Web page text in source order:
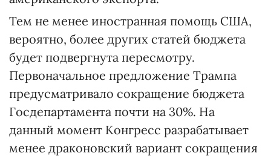
Тем не менее иностранная помощь США,
вероятно, более других статей бюджета
будет подвергнута пересмотру.
Первоначальное предложение Трампа
предусматривало сокращение бюджета
Госдепартамента почти на 30%. На
данный момент Конгресс разрабатывает
менее драконовский вариант сокращения